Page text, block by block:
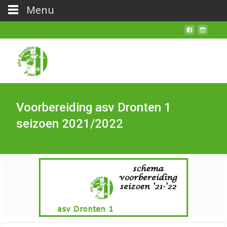
Voorbereiding asv Dronten 1
seizoen 2021/2022
Menu